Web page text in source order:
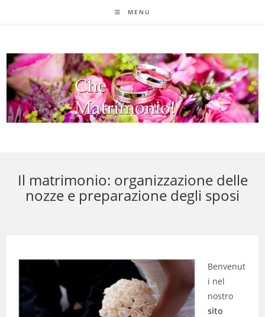
MENU
Il matrimonio: organizzazione delle
nozze e preparazione degli sposi
Benvenut
i nel
nostro
sito